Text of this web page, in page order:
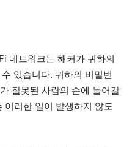
네트워크는 해커가 귀하의
있습니다. 귀하의 비밀번
잘못된 사람의 손에 들어갈
이러한 일이 발생하지 않도